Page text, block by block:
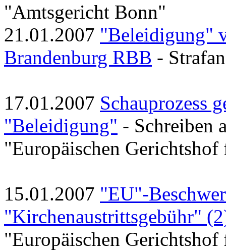
"Amtsgericht Bonn"
21.01.2007 "Beleidigung"
Brandenburg RBB -
17.01.2007 Schauprozess
"Beleidigung" - Schreiben
"Europäischen
15.01.2007 "EU"-
"Kirchenaustrittsgebühr"
"Europäischen